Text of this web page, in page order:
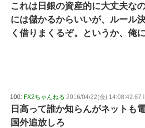
これは日銀の資産的に大丈夫な
には儲かるからいいが、ルール
く借りまくるぞ。というか、俺
100: FX2ちゃんねる 2016/04/22(金) 14:08:42.67
日高って誰か知らんがネットも
国外追放しろ